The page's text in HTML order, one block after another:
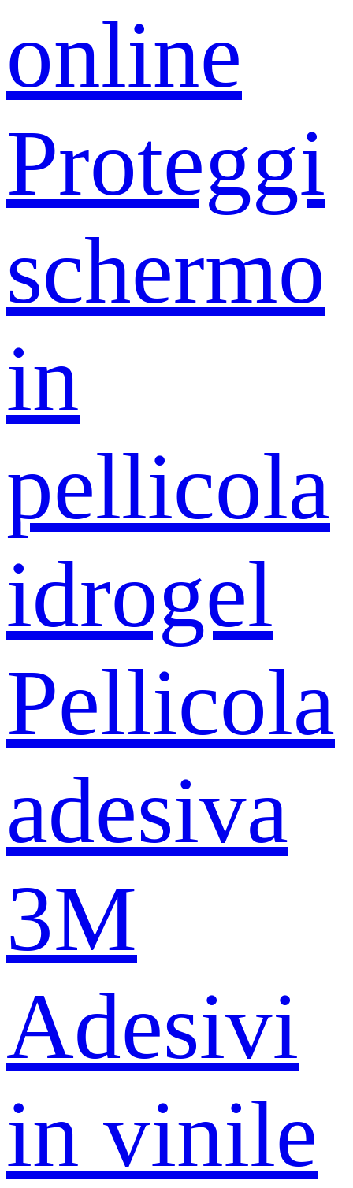
online
Proteggi
schermo
in
pellicola
idrogel
Pellicola
adesiva
3M
Adesivi
in ​​vinile